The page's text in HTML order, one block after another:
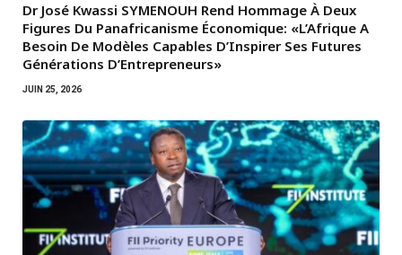
Dr José Kwassi SYMENOUH Rend Hommage À Deux
Figures Du Panafricanisme Économique: «L’Afrique A
Besoin De Modèles Capables D’Inspirer Ses Futures
Générations D’Entrepreneurs»
JUIN 25, 2026